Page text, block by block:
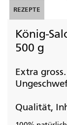
REZEPTE
König-
500 g
Extra
Qualität,